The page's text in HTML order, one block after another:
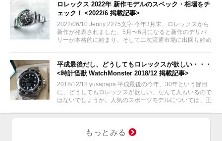
ロレックス 2022年 新作モデルのスペック・相場をチ
ェック！ <2022/6 掲載記事>
2022/06/10 Jenny 2275文字 今年3月末、ロレックスから
新作が発表されました。5月〜6月になると新作のデリバ
リーが本格的に始まり、そして二次流通市場に出回り始め
平成最後だし、どうしてもロレックスが欲しい・・・
<時計怪獣 WatchMonster 2018/12 掲載記事>
2018/12/18 yusapapa 平成最後の今年、30年という節目
に、どうしてもロレックスが欲しい、なんて人もいるので
はないでしょうか。人気のスポーツモデルについては、正
もっとみる